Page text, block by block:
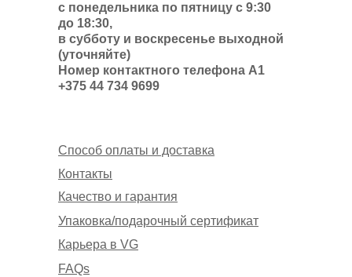
с понедельника по пятницу с 9:30
до 18:30,
в субботу и воскресенье выходной
(уточняйте)
Номер контактного телефона А1
+375 44 734 9699
Способ оплаты и доставка
Контакты
Упаковка/подарочный сертификат
FAQs
Карьера в VG
Качество и гарантия